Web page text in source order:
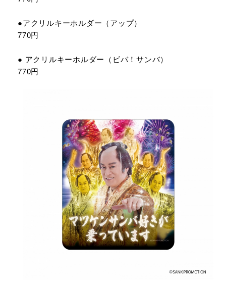
●アクリルキーホルダー（アップ）
770円
● アクリルキーホルダー（ビバ！サンバ）
770円